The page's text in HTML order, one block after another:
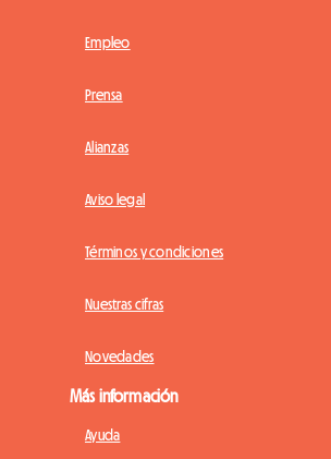
Empleo
Prensa
Alianzas
Aviso legal
Términos y condiciones
Nuestras cifras
Novedades
Más información
Ayuda